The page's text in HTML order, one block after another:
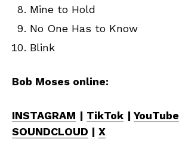
Mine to Hold
No One Has to Know
Blink
Bob Moses online:
INSTAGRAM | TikTok | YouTube
SOUNDCLOUD | X